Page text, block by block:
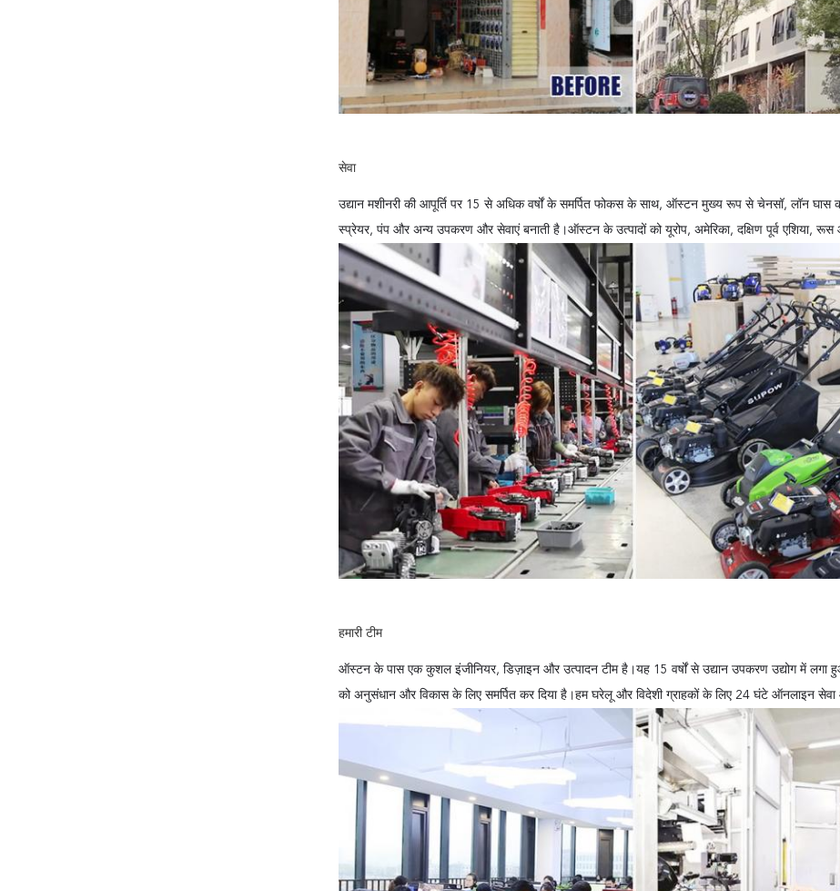
सेवा
उद्यान मशीनरी की आपूर्ति पर 15 से अधिक वर्षों के समर्पित फोकस के साथ, ऑस्टन मुख्य रूप से चेनसॉ, लॉन
स्प्रेयर, पंप और अन्य उपकरण और सेवाएं बनाती है।ऑस्टन के उत्पादों को यूरोप, अमेरिका, दक्षिण पूर्व एशिया, रूस
हमारी टीम
ऑस्टन के पास एक कुशल इंजीनियर, डिज़ाइन और उत्पादन टीम है।यह 15 वर्षों से उद्यान उपकरण उद्योग में
को अनुसंधान और विकास के लिए समर्पित कर दिया है।हम घरेलू और विदेशी ग्राहकों के लिए 24 घंटे ऑनलाइन